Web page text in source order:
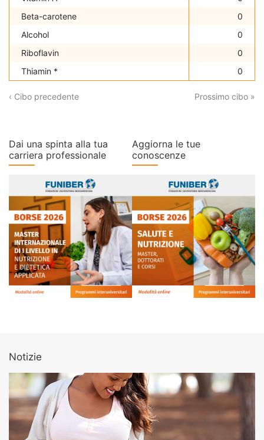
Beta-carotene
0
Alcohol
0
Riboflavin
0
Thiamin *
0
‹ Cibo precedente Prossimo cibo »
Dai una spinta alla tua
carriera professionale
Aggiorna le tue
conoscenze
Notizie